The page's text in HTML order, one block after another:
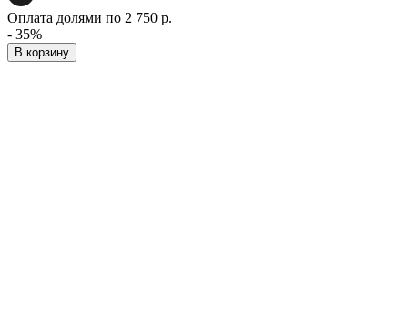
Оплата долями по 2 750 р.
- 35%
В корзину